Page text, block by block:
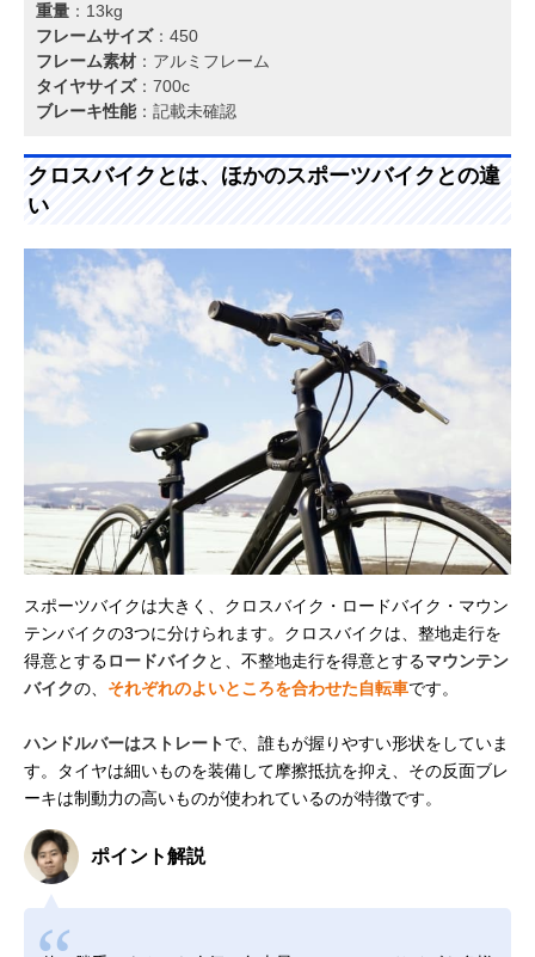
重量 ：13kg
フレームサイズ：450
フレーム素材 ：アルミフレーム
タイヤサイズ：700c
ブレーキ性能：記載未確認
クロスバイクとは、ほかのスポーツバイクとの違
い
スポーツバイクは大きく、クロスバイク・ロードバイク・マウン
テンバイクの3つに分けられます。クロスバイクは、整地走行を
得意とするロードバイク と、不整地走行を得意とするマウンテン
バイクの、 それぞれのよいところを合わせた自転車です。
ハンドルバーはストレートで、誰もが握りやすい形状をしていま
す。タイヤは細いものを装備して摩擦抵抗を抑え、その反面ブレ
ーキは制動力の高いものが使われているのが特徴です。
ポイント解説